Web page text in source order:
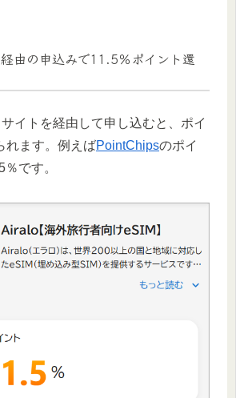
由の申込みで11.5％ポイント還
イトを経由して申し込むと、ポイ
れます。例えばPointChipsのポイ
です。